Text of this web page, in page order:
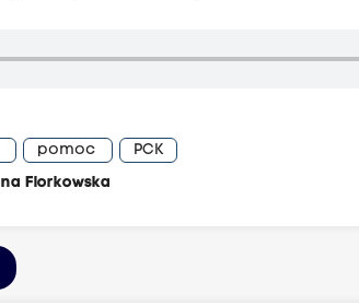
pomoc
PCK
Florkowska